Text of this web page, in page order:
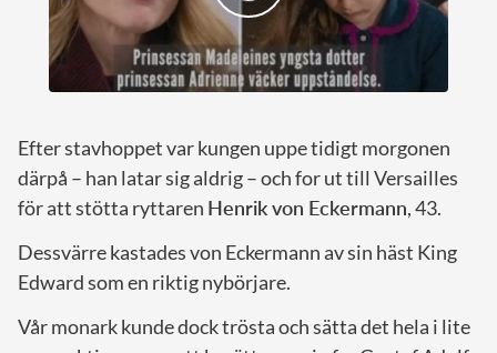
Efter stavhoppet var kungen uppe tidigt morgonen
därpå – han latar sig aldrig – och for ut till Versailles
för att stötta ryttaren Henrik von Eckermann, 43.
Dessvärre kastades von Eckermann av sin häst King
Edward som en riktig nybörjare.
Vår monark kunde dock trösta och sätta det hela i lite